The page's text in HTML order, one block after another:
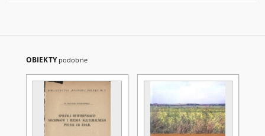
OBIEKTY podobne